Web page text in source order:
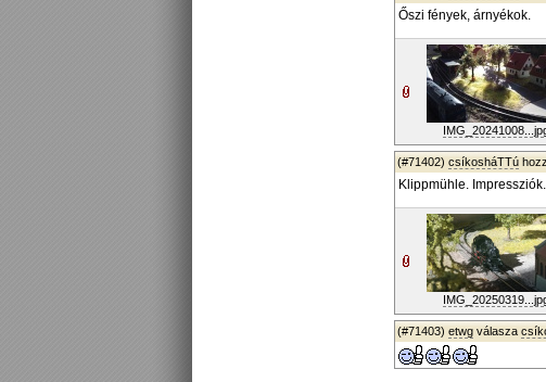
Őszi fények, árnyékok.
(#71402) csíkosháTTú
Klippmühle.
(#71403) etwg válasza